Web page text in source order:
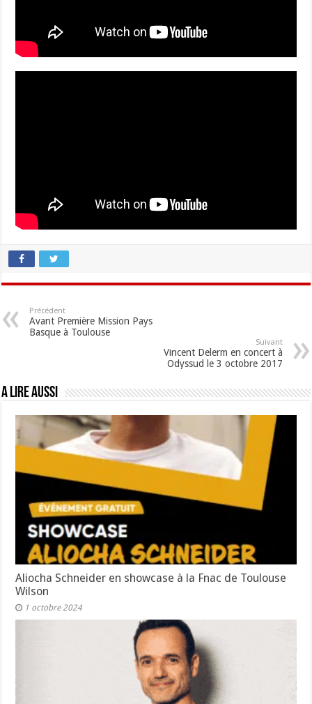
Précédent
Avant Première Mission Pays
Basque à Toulouse
Suivant
Vincent Delerm en concert à
Odyssud le 3 octobre 2017
A lire aussi
Aliocha Schneider en showcase à la Fnac de Toulouse
Wilson
1 octobre 2024